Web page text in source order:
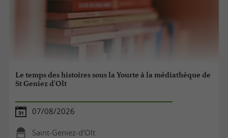
Le temps des histoires sous la Yourte à la médiathèque de
St Geniez d'Olt
07/08/2026
Saint-Geniez-d'Olt